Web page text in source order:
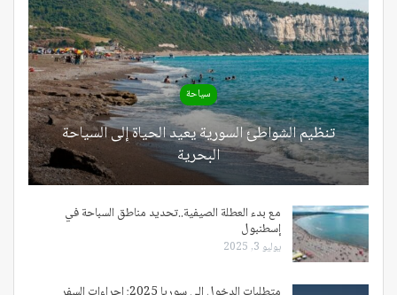
سياحة
تنظيم الشواطئ السورية يعيد الحياة إلى السياحة
البحرية
مع بدء العطلة الصيفية..تحديد مناطق السباحة في
إسطنبول
يوليو 3, 2025